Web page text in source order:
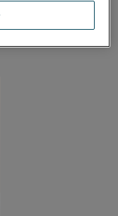
能集热，必须运行几
护很少。因此，它们